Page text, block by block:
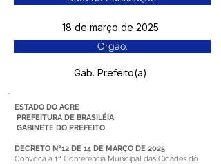
18 de março de 2025
Órgão:
Gab. Prefeito(a)
ESTADO DO ACRE
PREFEITURA DE BRASILÉIA
GABINETE DO PREFEITO
DECRETO Nº12 DE 14 DE MARÇO DE 2025
Convoca a 1ª Conferência Municipal das Cidades do